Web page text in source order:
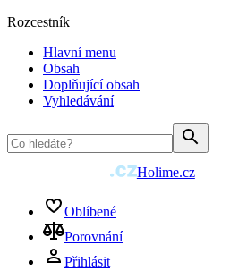
Rozcestník
Hlavní menu
Obsah
Doplňující obsah
Vyhledávání
Holime.cz
Oblíbené
Porovnání
Přihlásit